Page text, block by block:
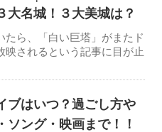
大名城！３大美城は？
たら、「白い巨塔」がまたド
映されるという記事に目が止
ブはいつ？過ごし方や
ソング・映画まで！！